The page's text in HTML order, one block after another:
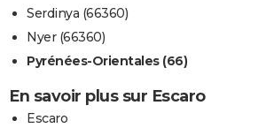
Serdinya (66360)
Nyer (66360)
Pyrénées-Orientales (66)
En savoir plus sur Escaro
Escaro